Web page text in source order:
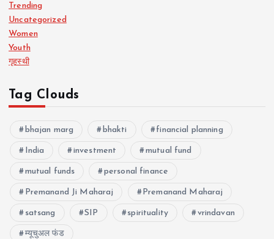
Trending
Uncategorized
Women
Youth
गृहस्थी
Tag Clouds
bhajan marg bhakti financial planning
India investment mutual fund
mutual funds personal finance
Premanand Ji Maharaj Premanand Maharaj
satsang SIP spirituality vrindavan
म्यूचुअल फंड